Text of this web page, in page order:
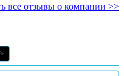
все отзывы о компании >>